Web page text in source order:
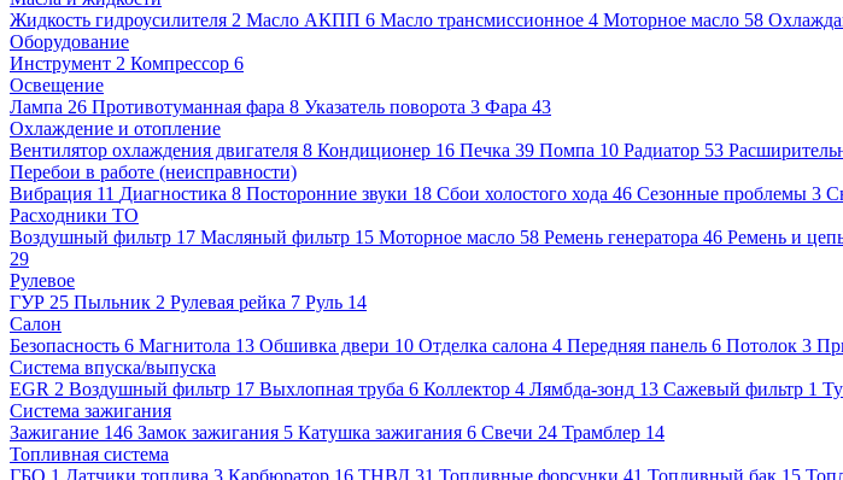
Жидкость гидроусилителя 2 Масло АКПП 6 Масло трансмиссионное 4 Моторное масло 58
Оборудование
Инструмент 2 Компрессор 6
Освещение
Лампа 26 Противотуманная фара 8 Указатель поворота 3 Фара 43
Охлаждение и отопление
Вентилятор охлаждения двигателя 8 Кондиционер 16 Печка 39 Помпа 10 Радиатор 53
Перебои в работе (неисправности)
Вибрация 11 Диагностика 8 Посторонние звуки 18 Сбои холостого хода 46 Сезонные проблемы 3
Расходники ТО
Воздушный фильтр 17 Масляный фильтр 15 Моторное масло 58 Ремень генератора 46 Ремень и
29
Рулевое
ГУР 25 Пыльник 2 Рулевая рейка 7 Руль 14
Салон
Безопасность 6 Магнитола 13 Обшивка двери 10 Отделка салона 4 Передняя панель 6 Потолок 3
Система впуска/выпуска
EGR 2 Воздушный фильтр 17 Выхлопная труба 6 Коллектор 4 Лямбда-зонд 13 Сажевый фильтр 1
Система зажигания
Зажигание 146 Замок зажигания 5 Катушка зажигания 6 Свечи 24 Трамблер 14
Топливная система
ГБО 1 Датчики топлива 3 Карбюратор 16 ТНВД 31 Топливные форсунки 41 Топливный бак 15